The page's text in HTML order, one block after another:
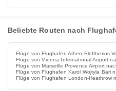
Beliebte Routen nach
Flüge von Flughafen Athen-Eleftherios
Flüge von Vienna International Airport
Flüge von Marseille Provence Airport
Flüge von Flughafen Karol Wojtyla Bari
Flüge von Flughafen London-Heathrow